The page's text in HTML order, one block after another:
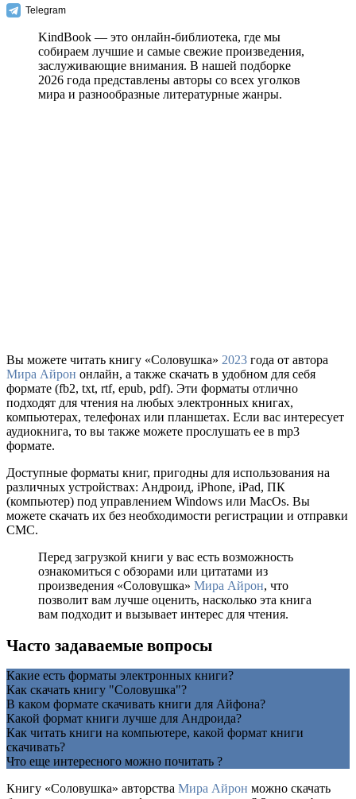
Telegram
KindBook — это онлайн-библиотека, где мы
собираем лучшие и самые свежие произведения,
заслуживающие внимания. В нашей подборке
2026 года представлены авторы со всех уголков
мира и разнообразные литературные жанры.
Вы можете читать книгу «Соловушка» 2023 года от автора
Мира Айрон онлайн, а также скачать в удобном для себя
формате (fb2, txt, rtf, epub, pdf). Эти форматы отлично
подходят для чтения на любых электронных книгах,
компьютерах, телефонах или планшетах. Если вас интересует
аудиокнига, то вы также можете прослушать ее в mp3
формате.
Доступные форматы книг, пригодны для использования на
различных устройствах: Андроид, iPhone, iPad, ПК
(компьютер) под управлением Windows или MacOs. Вы
можете скачать их без необходимости регистрации и отправки
СМС.
Перед загрузкой книги у вас есть возможность
ознакомиться с обзорами или цитатами из
произведения «Соловушка» Мира Айрон, что
позволит вам лучше оценить, насколько эта книга
вам подходит и вызывает интерес для чтения.
Часто задаваемые вопросы
Какие есть форматы электронных книги?
Как скачать книгу "Соловушка"?
В каком формате скачивать книги для Айфона?
Какой формат книги лучше для Андроида?
Как читать книги на компьютере, какой формат книги
скачивать?
Что еще интересного можно почитать ?
Книгу «Соловушка» авторства Мира Айрон можно скачать